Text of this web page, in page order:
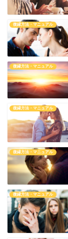
復縁方法・マニュアル
復縁方法・マニュアル
復縁方法・マニュアル
復縁方法・マニュアル
復縁方法・マニュアル